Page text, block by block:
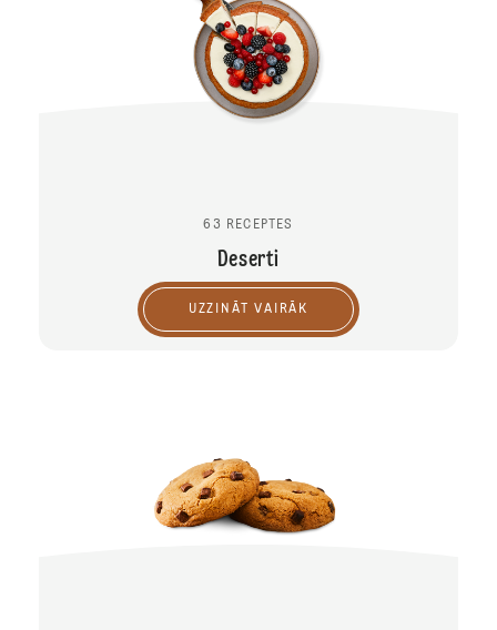
63 RECEPTES
Deserti
UZZINĀT VAIRĀK